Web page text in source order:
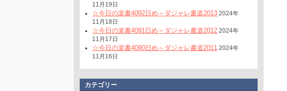
11月19日
☆今日の楽書4092日め～ダジャレ書道2013 2024年
11月18日
☆今日の楽書4091日め～ダジャレ書道2012 2024年
11月17日
☆今日の楽書4090日め～ダジャレ書道2011 2024年
11月16日
カテゴリー